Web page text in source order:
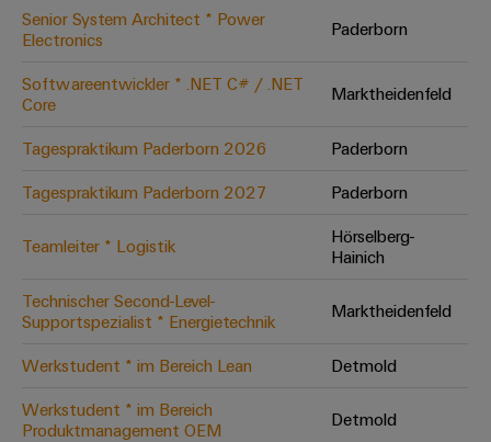
Digital
neuen Niveau
schnell
Senior System Architect * Power
Electronics
Paderborn
Softwareentwickler * .NET C# / .NET
Core
Marktheidenfeld
Tagespraktikum Paderborn 2026
Paderborn
Tagespraktikum Paderborn 2027
Paderborn
Teamleiter * Logistik
Hörselberg-
Hainich
Technischer Second-Level-
Supportspezialist * Energietechnik
Marktheidenfeld
Werkstudent * im Bereich Lean
Detmold
Werkstudent * im Bereich
Produktmanagement OEM
Detmold